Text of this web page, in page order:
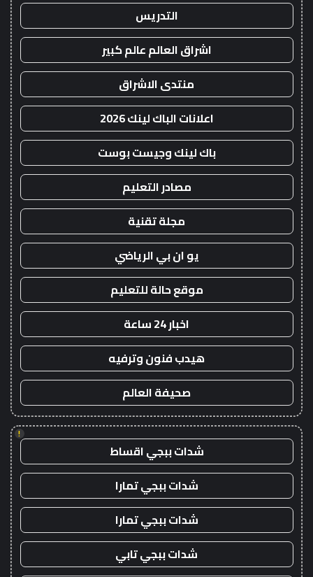
التدريس
اشراق العالم عالم كبير
منتدى الاشراق
اعلانات الباك لينك 2026
باك لينك وجيست بوست
مصادر التعليم
مجلة تقنية
يو ان بي الرياضي
موقع حالة للتعليم
اخبار 24 ساعة
هيدب فنون وترفيه
صحيفة العالم
!
شدات ببجي اقساط
شدات ببجي تمارا
شدات ببجي تمارا
شدات ببجي تابي